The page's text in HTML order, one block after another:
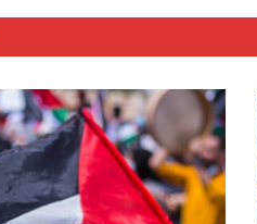
ra
m
b
o
o
k
k
y
d
s
t